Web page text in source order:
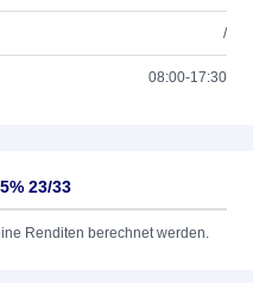
/
08:00-17:30
23/33
Renditen berechnet werden.